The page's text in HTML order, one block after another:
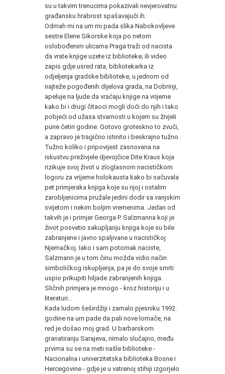
su u takvim trenucima pokazivali nevjerovatnu
građansku hrabrost spašavajući ih.
Odmah mi na um mi pada slika Nabokovljeve
sestre Elene Sikorske koja po netom
oslobođenim ulicama Praga traži od nacista
da vrate knjige uzete iz biblioteke; ili video
zapis gdje usred rata, bibliotekarka iz
odjeljenja gradske biblioteke, u jednom od
najteže pogođenih dijelova grada, na Dobrinji,
apeluje na ljude da vraćaju knjige na vrijeme
kako bi i drugi čitaoci mogli doći do njih i tako
pobjeći od užasa stvarnosti u kojem su živjeli
pune četiri godine. Gotovo groteskno to zvuči,
a zapravo je tragično istinito i beskrajno tužno.
Tužno koliko i pripovijest zasnovana na
iskustvu preživjele djevojčice Dite Kraus koja
rizikuje svoj život u zloglasnom nacističkom
logoru za vrijeme holokausta kako bi sačuvala
pet primjeraka knjiga koje su njoj i ostalim
zarobljenicima pružale jedini dodir sa vanjskim
svijetom i nekim boljim vremenima. Jedan od
takvih je i primjer Georga P. Salzmanna koji je
život posvetio sakupljanju knjiga koje su bile
zabranjene i javno spaljivane u nacističkoj
Njemačkoj. Iako i sam potomak naciste,
Salzmann je u tom činu možda vidio način
simboličkog iskupljenja, pa je do svoje smrti
uspio prikupiti hiljade zabranjenih knjiga.
Sličnih primjera je mnogo - kroz historiju i u
literaturi...
Kada ludom šeširdžiji i zamalo pjesniku 1992.
godine na um pade da pali nove lomače, na
red je došao moj grad. U barbarskom
granatiranju Sarajeva, nimalo slučajno, među
prvima su se na meti našle biblioteke -
Nacionalna i univerzitetska biblioteka Bosne i
Hercegovine - gdje je u vatrenoj stihiji izgorjelo